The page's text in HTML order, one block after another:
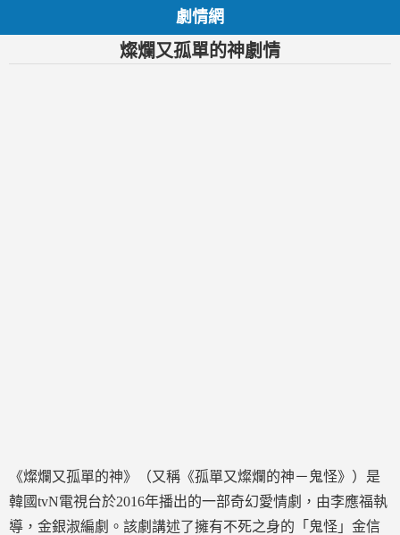
劇情網
燦爛又孤單的神劇情
《燦爛又孤單的神》（又稱《孤單又燦爛的神－鬼怪》）是
韓國tvN電視台於2016年播出的一部奇幻愛情劇，由李應福執
導，金銀淑編劇。該劇講述了擁有不死之身的「鬼怪」金信